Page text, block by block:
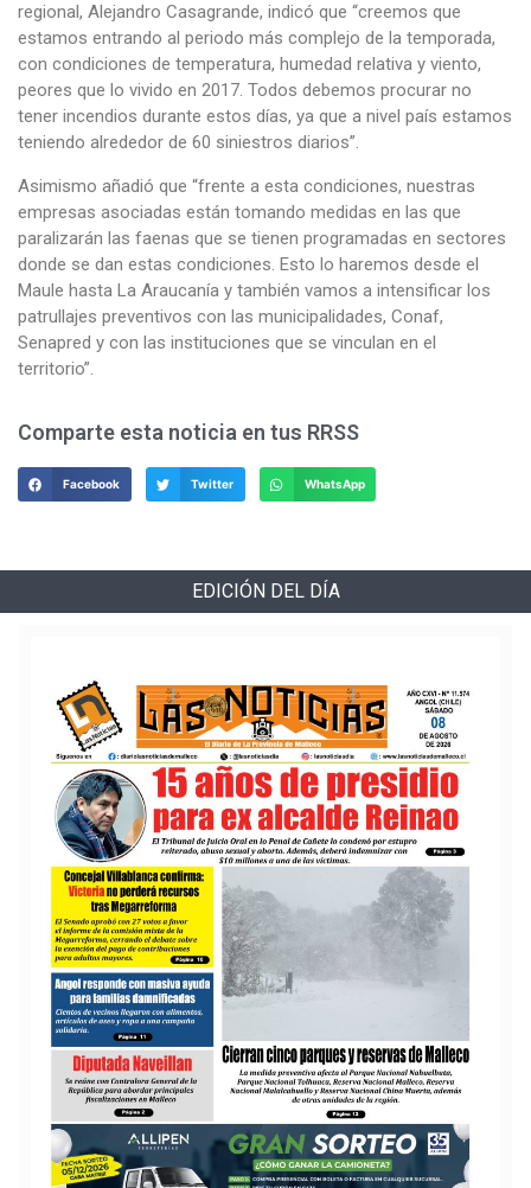
regional, Alejandro Casagrande, indicó que “creemos que
estamos entrando al periodo más complejo de la temporada,
con condiciones de temperatura, humedad relativa y viento,
peores que lo vivido en 2017. Todos debemos procurar no
tener incendios durante estos días, ya que a nivel país estamos
teniendo alrededor de 60 siniestros diarios”.
Asimismo añadió que “frente a esta condiciones, nuestras
empresas asociadas están tomando medidas en las que
paralizarán las faenas que se tienen programadas en sectores
donde se dan estas condiciones. Esto lo haremos desde el
Maule hasta La Araucanía y también vamos a intensificar los
patrullajes preventivos con las municipalidades, Conaf,
Senapred y con las instituciones que se vinculan en el
territorio”.
Comparte esta noticia en tus RRSS
Facebook Twitter WhatsApp
EDICIÓN DEL DÍA